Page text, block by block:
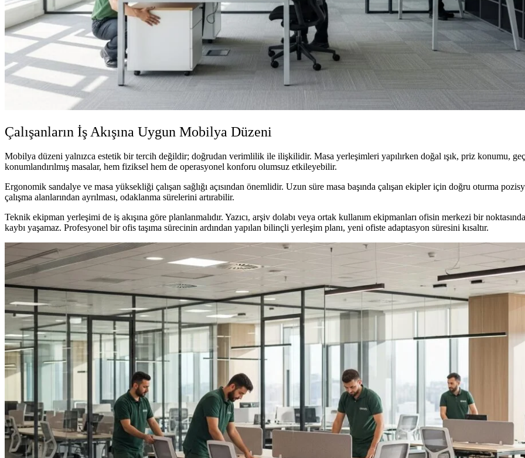
Çalışanların İş Akışına Uygun Mobilya Düzeni
Mobilya düzeni yalnızca estetik bir tercih değildir; doğrudan verimlilik ile ilişkilidir. Masa yerleşimleri yapılırken doğal ışık, priz konumu,
konumlandırılmış masalar, hem fiziksel hem de operasyonel konforu olumsuz etkileyebilir.
Ergonomik sandalye ve masa yüksekliği çalışan sağlığı açısından önemlidir. Uzun süre masa başında çalışan ekipler için doğru oturma
çalışma alanlarından ayrılması, odaklanma sürelerini artırabilir.
Teknik ekipman yerleşimi de iş akışına göre planlanmalıdır. Yazıcı, arşiv dolabı veya ortak kullanım ekipmanları ofisin merkezi bir
kaybı yaşamaz. Profesyonel bir ofis taşıma sürecinin ardından yapılan bilinçli yerleşim planı, yeni ofiste adaptasyon süresini kısaltır.